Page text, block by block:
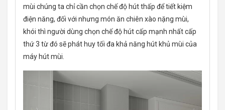
mùi chúng ta chỉ cần chọn chế độ hút thấp để tiết kiệm
điện năng, đối với nhưng món ăn chiên xào nặng mùi,
khói thì người dùng chọn chế độ hút cấp mạnh nhất cấp
thứ 3 từ đó sẽ phát huy tối đa khả năng hút khủ mùi của
máy hút mùi.